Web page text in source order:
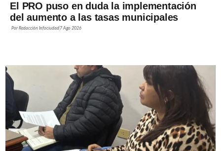
El PRO puso en duda la implementación
del aumento a las tasas municipales
PorRedacción Infociudad 7 Ago 2026